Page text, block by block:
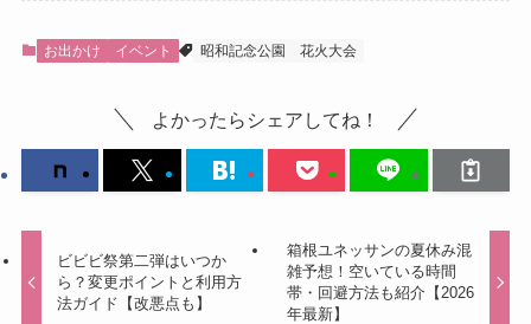
お出かけ イベント 昭和記念公園 花火大会
よかったらシェアしてね！
ビビビ祭第二弾はいつか
ら？変更ポイントと利用方
法ガイド【改悪点も】
箱根ユネッサンの夏休み混
雑予想！空いている時間
帯・回避方法も紹介【2026
年最新】